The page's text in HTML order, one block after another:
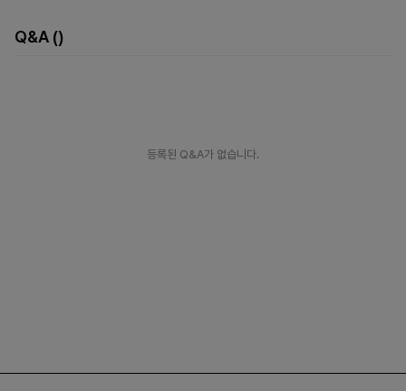
Q&A ()
등록된 Q&A가 없습니다.